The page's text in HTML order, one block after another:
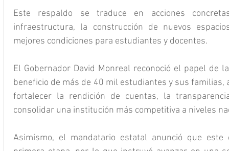
Este respaldo se traduce en acciones
infraestructura, la construcción de nuevos
mejores condiciones para estudiantes y docentes.
El Gobernador David Monreal reconoció el papel de
beneficio de más de 40 mil estudiantes y sus familias,
fortalecer la rendición de cuentas, la
consolidar una institución más competitiva a niveles
Asimismo, el mandatario estatal anunció que este